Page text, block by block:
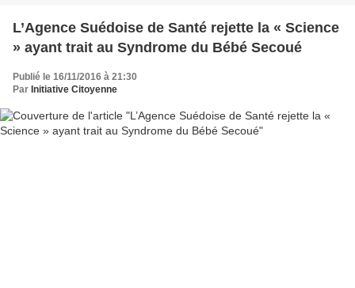
L’Agence Suédoise de Santé rejette la « Science
» ayant trait au Syndrome du Bébé Secoué
Publié le 16/11/2016 à 21:30
Par Initiative Citoyenne